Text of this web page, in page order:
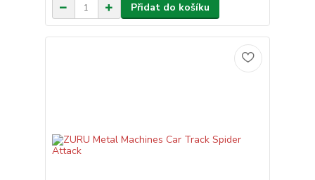
Přidat do košíku